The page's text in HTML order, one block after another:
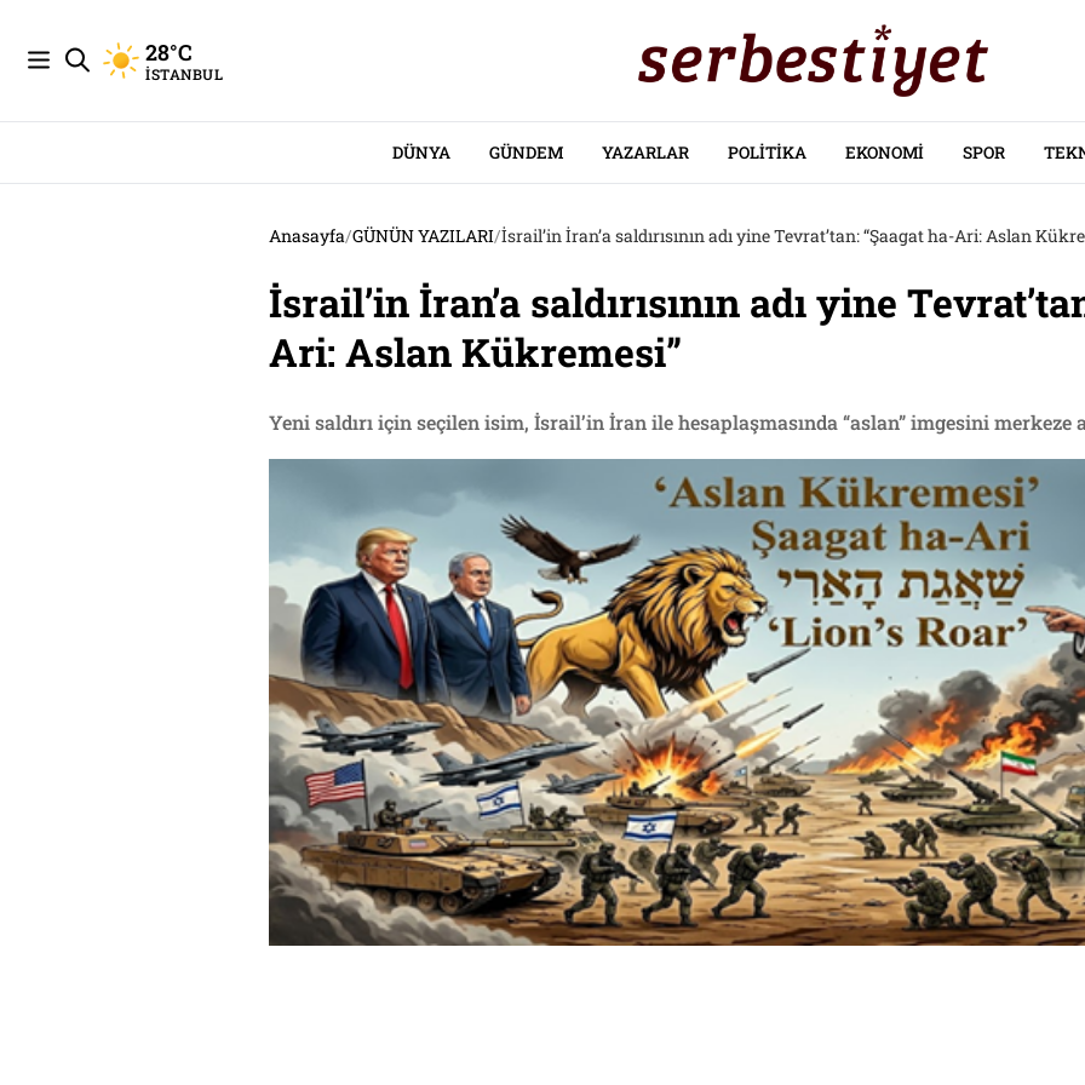
28°C
İSTANBUL
DÜNYA GÜNDEM YAZARLAR POLITIKA EKONOMI SPOR
Anasayfa/GÜNÜN YAZILARI/İsrail’in İran’a saldırısının adı yine Tevrat’tan: “Şaagat ha-Ari: Aslan
İsrail’in İran’a saldırısının adı yine
Ari: Aslan Kükremesi”
Yeni saldırı için seçilen isim, İsrail’in İran ile hesaplaşmasında “aslan” imgesini merkeze